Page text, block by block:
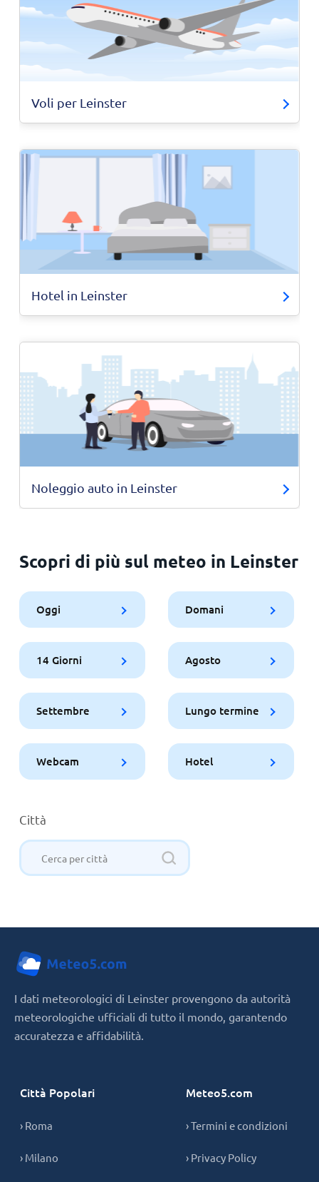
Voli per Leinster
Hotel in Leinster
Noleggio auto in Leinster
Scopri di più sul meteo in Leinster
Oggi Domani
14 Giorni Agosto
Settembre Lungo termine
Webcam Hotel
Città
I dati meteorologici di Leinster provengono da autorità
meteorologiche ufficiali di tutto il mondo, garantendo
accuratezza e affidabilità.
Città Popolari
› Roma
› Milano
Meteo5.com
› Termini e condizioni
› Privacy Policy